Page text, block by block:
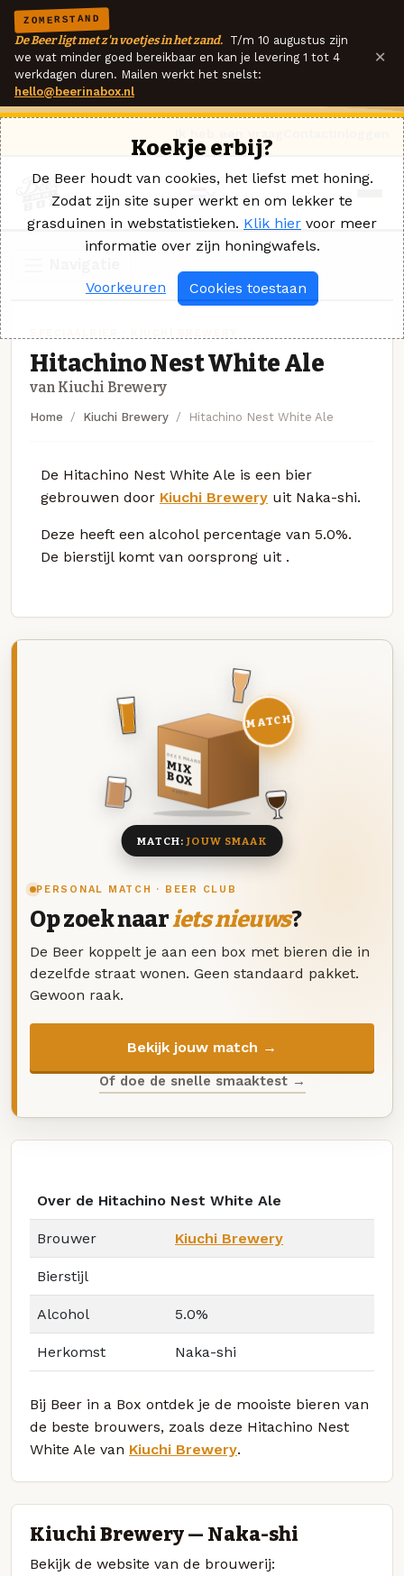
ZOMERSTAND
De Beer ligt met z'n voetjes in het zand. T/m 10 augustus zijn
we wat minder goed bereikbaar en kan je levering 1 tot 4
werkdagen duren. Mailen werkt het snelst:
hello@beerinabox.nl
×
Hitachino Nest White Ale
van Kiuchi Brewery
Home Kiuchi Brewery Hitachino Nest White Ale
De Hitachino Nest White Ale is een bier
gebrouwen door Kiuchi Brewery uit Naka-shi.
Deze heeft een alcohol percentage van 5.0%.
De bierstijl komt van oorsprong uit .
PERSONAL MATCH · BEER CLUB
Op zoek naariets nieuws?
De Beer koppelt je aan een box met bieren die in
dezelfde straat wonen. Geen standaard pakket.
Gewoon raak.
Bekijk jouw match →
Of doe de snelle smaaktest →
DEZE MAAND
MIX
BOX
8 BIEREN
MATCH
MATCH:JOUW SMAAK
Over de Hitachino Nest White Ale
Brouwer Kiuchi Brewery
Bierstijl
Alcohol 5.0%
Herkomst Naka-shi
Bij Beer in a Box ontdek je de mooiste bieren van
de beste brouwers, zoals deze Hitachino Nest
White Ale van Kiuchi Brewery.
Kiuchi Brewery — Naka-shi
Bekijk de website van de brouwerij:
Koekje erbij?
De Beer houdt van cookies, het liefst met honing.
Zodat zijn site super werkt en om lekker te
grasduinen in webstatistieken. Klik hier voor meer
informatie over zijn honingwafels.
Voorkeuren Cookies toestaan